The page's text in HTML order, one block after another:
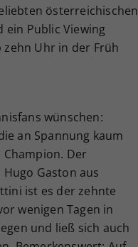
österreichischen
ein Public Viewing
zehn Uhr in der Früh
wünschen:
an Spannung kaum
Der
Gaston aus
ist es der zehnte
wenigen Tagen in
und ließ sich auch